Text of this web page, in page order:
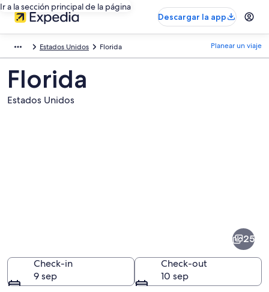
Ir a la sección principal de la página
Descargar la app
Estados Unidos Florida Planear un viaje
Florida
Estados Unidos
25
Check-in
9 sep
Check-out
10 sep